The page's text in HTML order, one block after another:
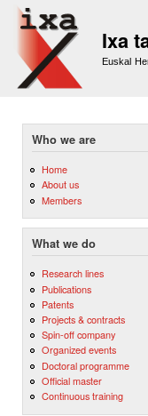
Ixa
Euskal
Who we are
Home
About us
Members
What we do
Research lines
Publications
Patents
Projects & contracts
Spin-off company
Organized events
Doctoral programme
Official master
Continuous training